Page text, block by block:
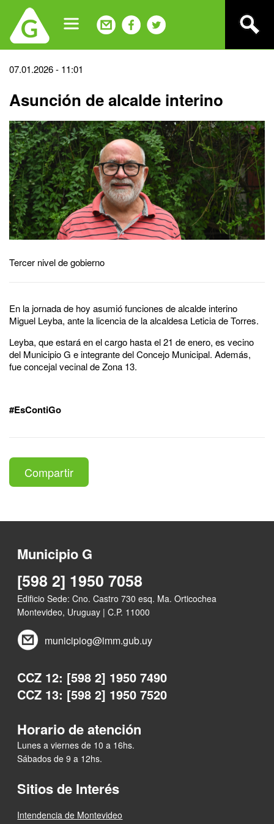
navigation
Back
top
07.01.2026 - 11:01
Asunción de alcalde interino
Tercer nivel de gobierno
En la jornada de hoy asumió funciones de alcalde interino
Miguel Leyba, ante la licencia de la alcaldesa Leticia de Torres.
Leyba, que estará en el cargo hasta el 21 de enero, es vecino
del Municipio G e integrante del Concejo Municipal. Además,
fue concejal vecinal de Zona 13.
#EsContiGo
Compartir
Municipio G
[598 2] 1950 7058
Edificio Sede: Cno. Castro 730 esq. Ma. Orticochea
Montevideo, Uruguay | C.P. 11000
municipiog@imm.gub.uy
CCZ 12: [598 2] 1950 7490
CCZ 13: [598 2] 1950 7520
Horario de atención
Lunes a viernes de 10 a 16hs.
Sábados de 9 a 12hs.
Sitios de Interés
Intendencia de Montevideo